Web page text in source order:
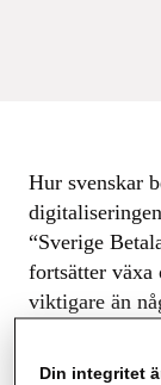
Hur svenskar
“Sverige
fortsätter växa
viktigare än
konsumenter
Din integritet